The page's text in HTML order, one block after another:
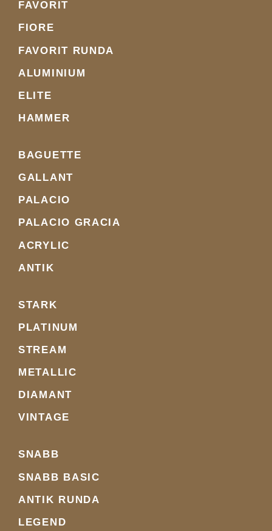
FAVORIT
FIORE
FAVORIT RUNDA
ALUMINIUM
ELITE
HAMMER
BAGUETTE
GALLANT
PALACIO
PALACIO GRACIA
ACRYLIC
ANTIK
STARK
PLATINUM
STREAM
METALLIC
DIAMANT
VINTAGE
SNABB
SNABB BASIC
ANTIK RUNDA
LEGEND